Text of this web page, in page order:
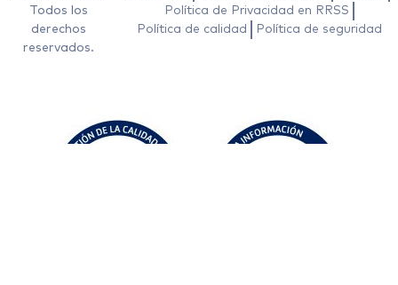
Todos los
derechos
reservados.
Política de Privacidad en RRSS
Política de calidad
Política de seguridad